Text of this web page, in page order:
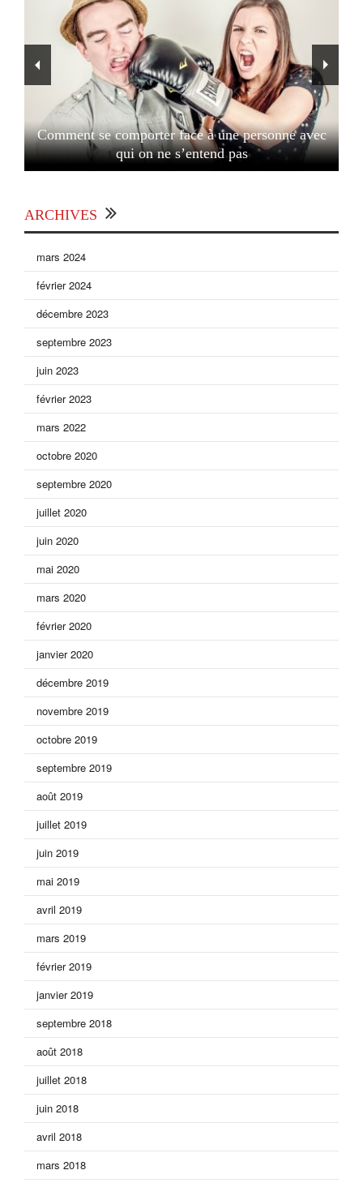
Comment se comporter face à une personne avec
qui on ne s’entend pas
ARCHIVES
mars 2024
février 2024
décembre 2023
septembre 2023
juin 2023
février 2023
mars 2022
octobre 2020
septembre 2020
juillet 2020
juin 2020
mai 2020
mars 2020
février 2020
janvier 2020
décembre 2019
novembre 2019
octobre 2019
septembre 2019
août 2019
juillet 2019
juin 2019
mai 2019
avril 2019
mars 2019
février 2019
janvier 2019
septembre 2018
août 2018
juillet 2018
juin 2018
avril 2018
mars 2018